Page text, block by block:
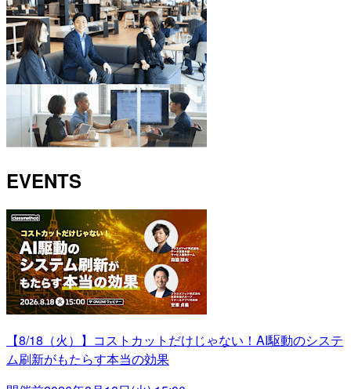
EVENTS
【8/18（火）】コストカットだけじゃない！AI駆動のシステ
ム刷新がもたらす本当の効果